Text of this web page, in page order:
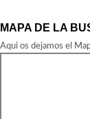
MAPA DE LA
Aqui os dejamos el